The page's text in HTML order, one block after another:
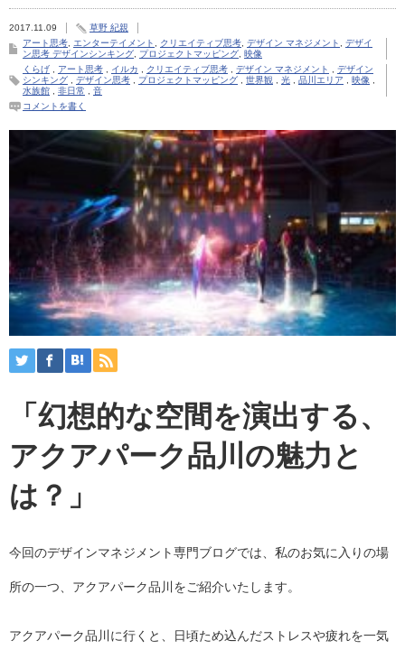
2017.11.09
草野 紀親
アート思考
エンターテイメント クリエイティブ思考 デザイン マネジメント
デザイ
ン思考 デザインシンキング
プロジェクトマッピング 映像
くらげ
アート思考 イルカ クリエイティブ思考 デザイン マネジメント
デザイン
シンキング
デザイン思考 プロジェクトマッピング 世界観 光 品川エリア 映像
水族館
非日常
音
コメントを書く
「幻想的な空間を演出する、
アクアパーク品川の魅力と
は？」
今回のデザインマネジメント専門ブログでは、私のお気に入りの場
所の一つ、アクアパーク品川をご紹介いたします。
アクアパーク品川に行くと、日頃ため込んだストレスや疲れを一気